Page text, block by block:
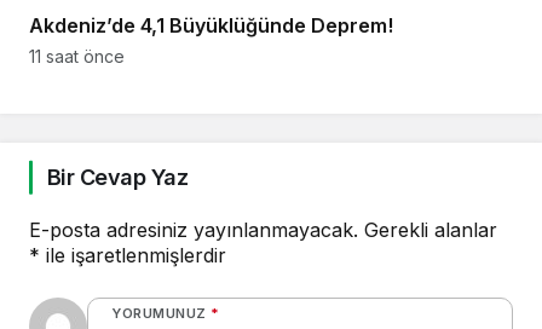
Akdeniz’de 4,1 Büyüklüğünde Deprem!
11 saat önce
Bir Cevap Yaz
E-posta adresiniz yayınlanmayacak. Gerekli alanlar
* ile işaretlenmişlerdir
YORUMUNUZ *